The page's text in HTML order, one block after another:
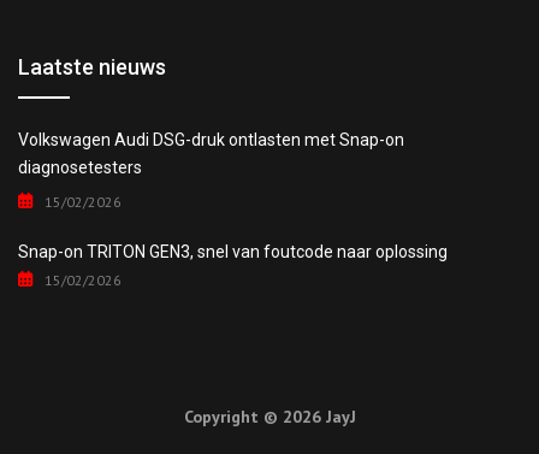
Laatste nieuws
Volkswagen Audi DSG-druk ontlasten met Snap-on
diagnosetesters
15/02/2026
Snap-on TRITON GEN3, snel van foutcode naar oplossing
15/02/2026
Copyright © 2026 JayJ